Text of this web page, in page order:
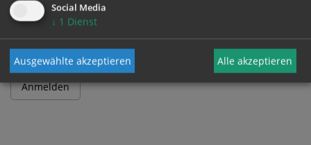
PasswortSocial Media
↓ 1 Dienst
Ausgewählte akzeptieren Alle akzeptieren